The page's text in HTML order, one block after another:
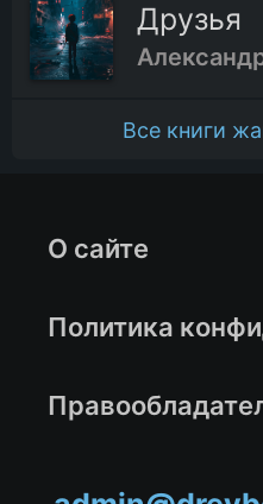
Друзья
Все книги
О сайте
Политика